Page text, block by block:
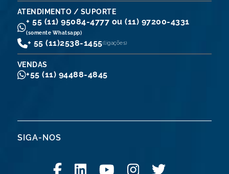
ATENDIMENTO / SUPORTE
+ 55 (11) 95084-4777 ou (11) 97200-4331
(somente Whatsapp)
+ 55 (11)2538-1455(ligações)
VENDAS
+55 (11) 94488-4845
SIGA-NOS